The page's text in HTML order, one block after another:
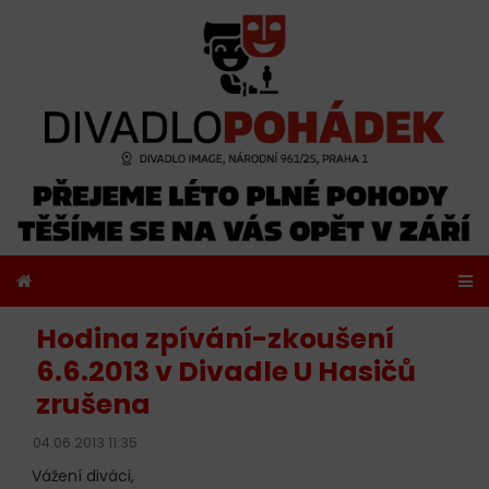
Hodina zpívání-zkoušení
6.6.2013 v Divadle U Hasičů
zrušena
04.06.2013 11:35
Vážení diváci,